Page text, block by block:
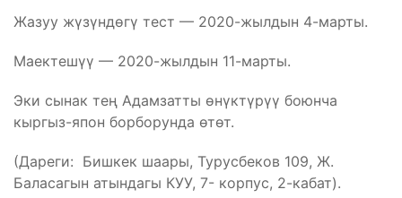
Жазуу жүзүндөгү тест — 2020-жылдын 4-марты.
Маектешүү — 2020-жылдын 11-марты.
Эки сынак тең Адамзатты өнүктүрүү боюнча
кыргыз-япон борборунда өтөт.
(Дареги: Бишкек шаары, Турусбеков 109, Ж.
Баласагын атындагы КУУ, 7- корпус, 2-кабат).